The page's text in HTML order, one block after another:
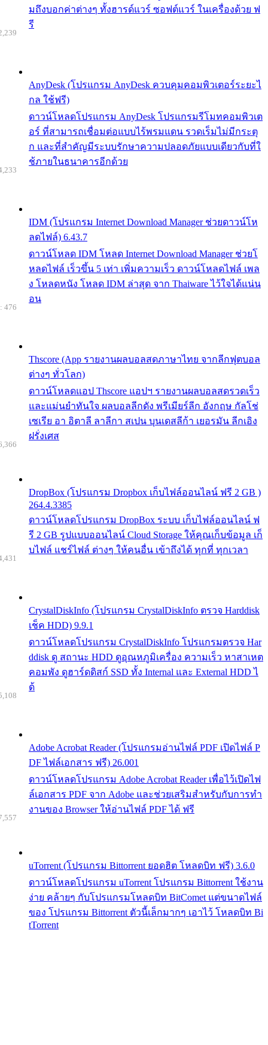
มถึงบอกค่าต่างๆ ทั้งฮารด์แวร์ ซอฟต์แวร์ ในเครื่องด้วย ฟ
รี
AnyDesk (โปรแกรม AnyDesk ควบคุมคอมพิวเตอร์ระยะไ
กล ใช้ฟรี)
ดาวน์โหลดโปรแกรม AnyDesk โปรแกรมรีโมทคอมพิวเต
อร์ ที่สามารถเชื่อมต่อแบบไร้พรมแดน รวดเร็มไม่มีกระตุ
ก และที่สำคัญมีระบบรักษาความปลอดภัยแบบเดียวกับที่ใ
ช้ภายในธนาคารอีกด้วย
IDM (โปรแกรม Internet Download Manager ช่วยดาวน์โห
ลดไฟล์) 6.43.7
ดาวน์โหลด IDM โหลด Internet Download Manager ช่วยโ
หลดไฟล์ เร็วขึ้น 5 เท่า เพิ่มความเร็ว ดาวน์โหลดไฟล์ เพล
ง โหลดหนัง โหลด IDM ล่าสุด จาก Thaiware ไว้ใจได้แน่น
อน
Thscore (App รายงานผลบอลสดภาษาไทย จากลีกฟุตบอล
ต่างๆ ทั่วโลก)
ดาวน์โหลดแอป Thscore แอปฯ รายงานผลบอลสดรวดเร็ว
และแม่นยำทันใจ ผลบอลลีกดัง พรีเมียร์ลีก อังกฤษ กัลโช่
เซเรีย อา อิตาลี ลาลีกา สเปน บุนเดสลีก้า เยอรมัน ลีกเอิง
ฝรั่งเศส
476
DropBox (โปรแกรม Dropbox เก็บไฟล์ออนไลน์ ฟรี 2 GB )
264.4.3385
ดาวน์โหลดโปรแกรม DropBox ระบบ เก็บไฟล์ออนไลน์ ฟ
รี 2 GB รูปแบบออนไลน์ Cloud Storage ให้คุณเก็บข้อมูล เก็
บไฟล์ แชร์ไฟล์ ต่างๆ ให้คนอื่น เข้าถึงได้ ทุกที่ ทุกเวลา
CrystalDiskInfo (โปรแกรม CrystalDiskInfo ตรวจ Harddisk
เช็ค HDD) 9.9.1
ดาวน์โหลดโปรแกรม CrystalDiskInfo โปรแกรมตรวจ Har
ddisk ดู สถานะ HDD ดูอุณหภูมิเครื่อง ความเร็ว หาสาเหต
คอมพัง ดูฮาร์ดดิสก์ SSD ทั้ง Internal และ External HDD ไ
ด้
Adobe Acrobat Reader (โปรแกรมอ่านไฟล์ PDF เปิดไฟล์ P
DF ไฟล์เอกสาร ฟรี) 26.001
ดาวน์โหลดโปรแกรม Adobe Acrobat Reader เพื่อไว้เปิดไฟ
ล์เอกสาร PDF จาก Adobe และช่วยเสริมสำหรับกับการทำ
งานของ Browser ให้อ่านไฟล์ PDF ได้ ฟรี
uTorrent (โปรแกรม Bittorrent ยอดฮิต โหลดบิท ฟรี) 3.6.0
ดาวน์โหลดโปรแกรม uTorrent โปรแกรม Bittorrent ใช้งาน
ง่าย คล้ายๆ กับโปรแกรมโหลดบิท BitComet แต่ขนาดไฟล์
ของ โปรแกรม Bittorrent ตัวนี้เล็กมากๆ เอาไว้ โหลดบิท Bi
tTorrent